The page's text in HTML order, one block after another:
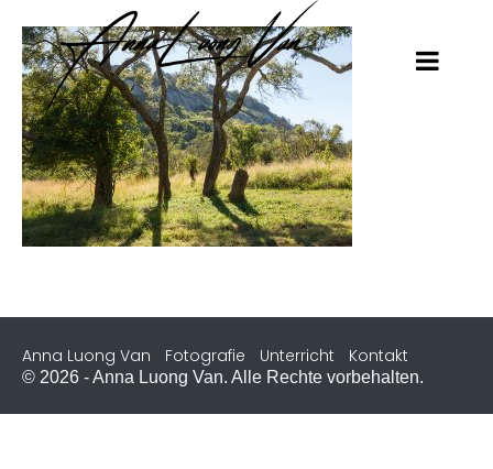
Anna Luong Van Fotografie Unterricht Kontakt
© 2026 - Anna Luong Van. Alle Rechte vorbehalten.